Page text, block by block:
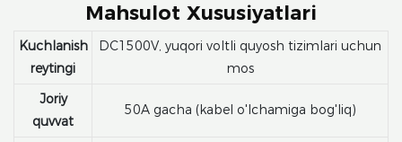
Mahsulot Xususiyatlari
Kuchlanish
reytingi
DC1500V, yuqori voltli quyosh tizimlari uchun
mos
Joriy
quvvat
50A gacha (kabel o'lchamiga bog'liq)